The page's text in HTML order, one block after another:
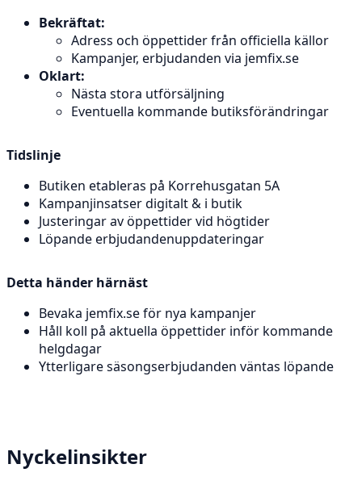
Bekräftat:
Adress och öppettider från officiella källor
Kampanjer, erbjudanden via jemfix.se
Oklart:
Nästa stora utförsäljning
Eventuella kommande butiksförändringar
Tidslinje
Butiken etableras på Korrehusgatan 5A
Kampanjinsatser digitalt & i butik
Justeringar av öppettider vid högtider
Löpande erbjudandenuppdateringar
Detta händer härnäst
Bevaka jemfix.se för nya kampanjer
Håll koll på aktuella öppettider inför kommande
helgdagar
Ytterligare säsongserbjudanden väntas löpande
Nyckelinsikter